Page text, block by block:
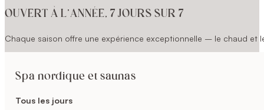
OUVERT À L’ANNÉE, 7 JOURS SUR 7
Chaque saison offre une expérience exceptionnelle – le chaud et
Spa nordique et saunas
Tous les jours